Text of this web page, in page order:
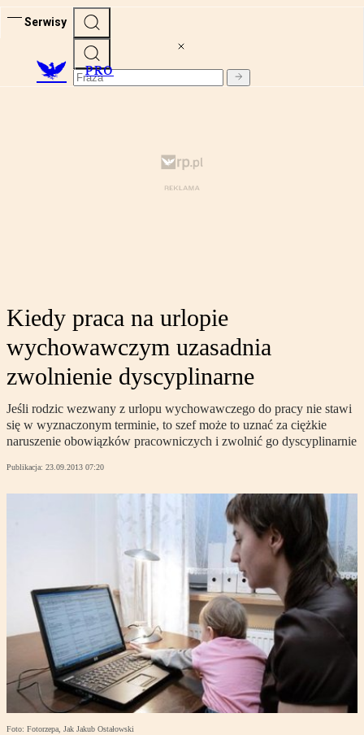
Serwisy
PRO
Kiedy praca na urlopie
wychowawczym uzasadnia
zwolnienie dyscyplinarne
Jeśli rodzic wezwany z urlopu wychowawczego do pracy nie stawi
się w wyznaczonym terminie, to szef może to uznać za ciężkie
naruszenie obowiązków pracowniczych i zwolnić go dyscyplinarnie
Publikacja: 23.09.2013 07:20
Foto: Fotorzepa, Jak Jakub Ostałowski